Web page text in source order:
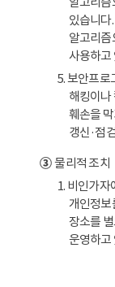
있습니다
알고리즘
사용하고
5. 보안프로
해킹이나
훼손을
갱신·점
③물리적 조치
1. 비인가자
개인정보
장소를
운영하고